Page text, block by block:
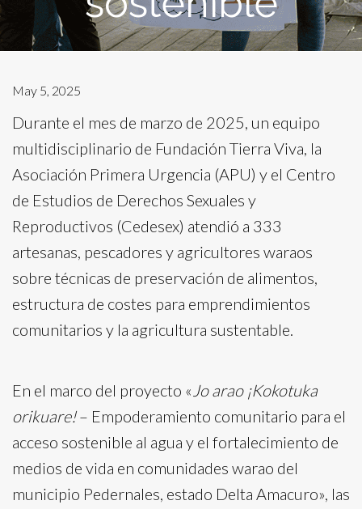
May 5, 2025
Durante el mes de marzo de 2025, un equipo
multidisciplinario de Fundación Tierra Viva, la
Asociación Primera Urgencia (APU) y el Centro
de Estudios de Derechos Sexuales y
Reproductivos (Cedesex) atendió a 333
artesanas, pescadores y agricultores waraos
sobre técnicas de preservación de alimentos,
estructura de costes para emprendimientos
comunitarios y la agricultura sustentable.
En el marco del proyecto « Jo arao ¡Kokotuka
orikuare!– Empoderamiento comunitario para el
acceso sostenible al agua y el fortalecimiento de
medios de vida en comunidades warao del
municipio Pedernales, estado Delta Amacuro», las